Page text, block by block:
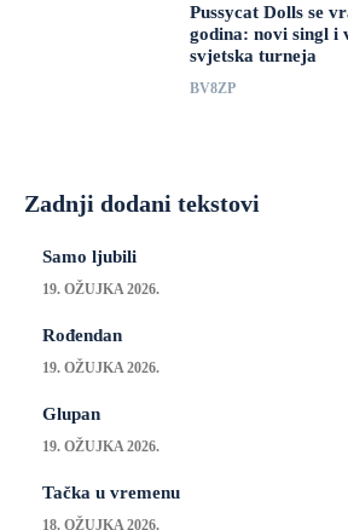
Pussycat Dolls se
godina: novi singl i
svjetska turneja
BV8ZP
Zadnji dodani tekstovi
Samo ljubili
19. OŽUJKA 2026.
Rođendan
19. OŽUJKA 2026.
Glupan
19. OŽUJKA 2026.
Tačka u vremenu
18. OŽUJKA 2026.